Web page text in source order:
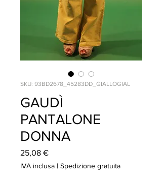
SKU: 93BD2678_45283DD_GIALLOGIAL
GAUDÌ
PANTALONE
DONNA
25,08 €Prezzo
IVA inclusa | Spedizione gratuita